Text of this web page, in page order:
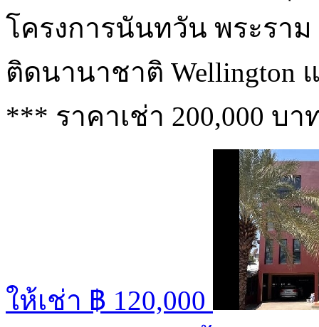
โครงการนันทวัน พระรา
ติดนานาชาติ Wellington
*** ราคาเช่า 200,000 บ
ให้เช่า ฿ 120,000